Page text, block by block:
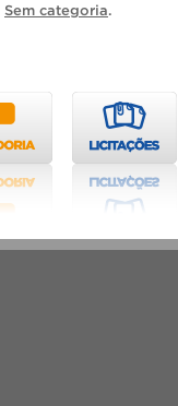
Sem categoria.